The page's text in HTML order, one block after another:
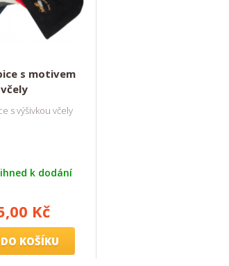
s motivem
včely
s výšivkou včely
k dodání
Kč
DO KOŠÍKU